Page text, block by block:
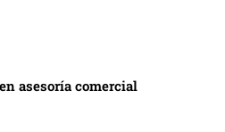
asesoría comercial